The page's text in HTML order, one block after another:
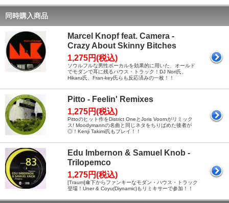
同時購入商品
Marcel Knopf feat. Camera -
Crazy About Skinny Bitches
1,275円(税込)
ソウルフルな男性ボーカルを効果的に用いた、オールド
でモダンで耳に残るハウス・トラック！DJ Nori氏、
Hikaru氏、Fran-key氏らも反応済みの一枚！！
Pitto - Feelin' Remixes
1,275円(税込)
Pittoのヒット作をDistrict OneとJoris Voornがリミック
ス! Moodymannの名曲と同じネタをちりばめた後者が
◎！Kenji Takimi氏もプレイ！！
Edu Imbernon & Samuel Knob -
Trilopemco
1,275円(税込)
[Traum]傘下からファンキーなモダン・ハウス・トラック
登場！Uner & Coyu(Diynamic)もリミキサーで参加！！